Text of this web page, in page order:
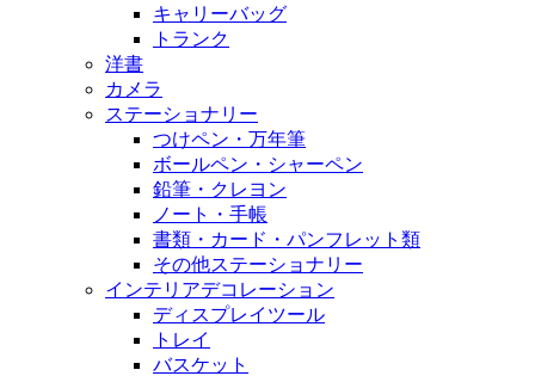
キャリーバッグ
トランク
洋書
カメラ
ステーショナリー
つけペン・万年筆
ボールペン・シャーペン
鉛筆・クレヨン
ノート・手帳
書類・カード・パンフレット類
その他ステーショナリー
インテリアデコレーション
ディスプレイツール
トレイ
バスケット